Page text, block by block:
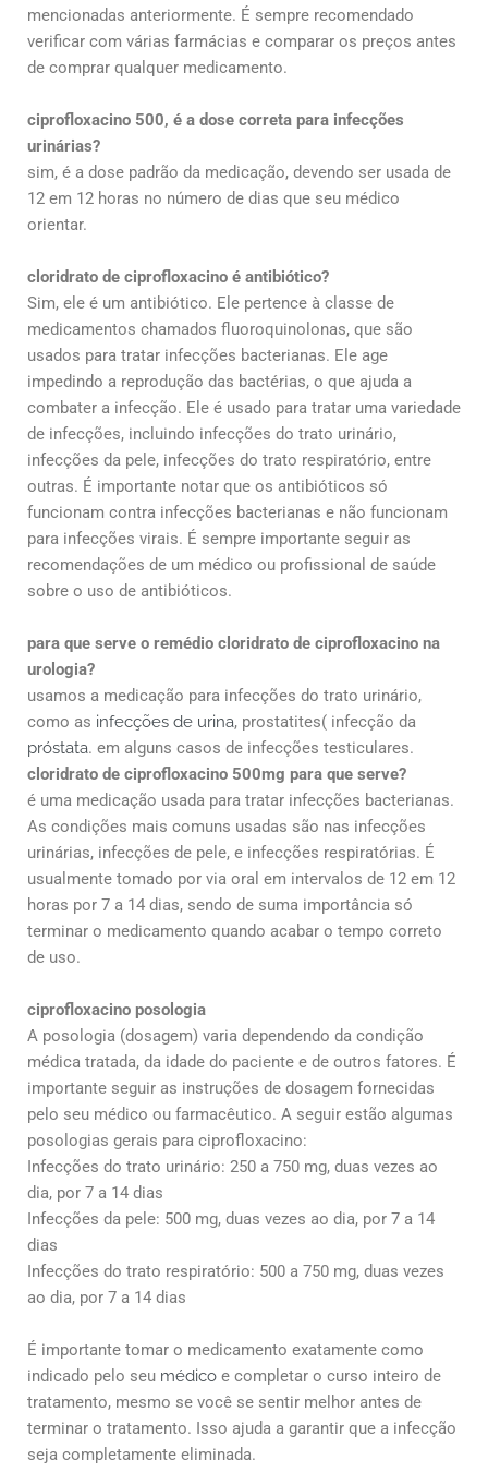
mencionadas anteriormente. É sempre recomendado
verificar com várias farmácias e comparar os preços antes
de comprar qualquer medicamento.
ciprofloxacino 500, é a dose correta para infecções
urinárias?
sim, é a dose padrão da medicação, devendo ser usada de
12 em 12 horas no número de dias que seu médico
orientar.
cloridrato de ciprofloxacino é antibiótico?
Sim, ele é um antibiótico. Ele pertence à classe de
medicamentos chamados fluoroquinolonas, que são
usados para tratar infecções bacterianas. Ele age
impedindo a reprodução das bactérias, o que ajuda a
combater a infecção. Ele é usado para tratar uma variedade
de infecções, incluindo infecções do trato urinário,
infecções da pele, infecções do trato respiratório, entre
outras. É importante notar que os antibióticos só
funcionam contra infecções bacterianas e não funcionam
para infecções virais. É sempre importante seguir as
recomendações de um médico ou profissional de saúde
sobre o uso de antibióticos.
para que serve o remédio cloridrato de ciprofloxacino na
urologia?
usamos a medicação para infecções do trato urinário,
como as infecções de urina, prostatites( infecção da
próstata. em alguns casos de infecções testiculares.
cloridrato de ciprofloxacino 500mg para que serve?
é uma medicação usada para tratar infecções bacterianas.
As condições mais comuns usadas são nas infecções
urinárias, infecções de pele, e infecções respiratórias. É
usualmente tomado por via oral em intervalos de 12 em 12
horas por 7 a 14 dias, sendo de suma importância só
terminar o medicamento quando acabar o tempo correto
de uso.
ciprofloxacino posologia
A posologia (dosagem) varia dependendo da condição
médica tratada, da idade do paciente e de outros fatores. É
importante seguir as instruções de dosagem fornecidas
pelo seu médico ou farmacêutico. A seguir estão algumas
posologias gerais para ciprofloxacino:
Infecções do trato urinário: 250 a 750 mg, duas vezes ao
dia, por 7 a 14 dias
Infecções da pele: 500 mg, duas vezes ao dia, por 7 a 14
dias
Infecções do trato respiratório: 500 a 750 mg, duas vezes
ao dia, por 7 a 14 dias
É importante tomar o medicamento exatamente como
indicado pelo seu médico e completar o curso inteiro de
tratamento, mesmo se você se sentir melhor antes de
terminar o tratamento. Isso ajuda a garantir que a infecção
seja completamente eliminada.